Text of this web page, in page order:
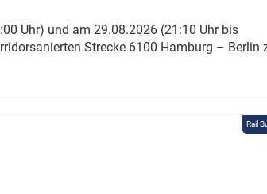
Uhr) und am 29.08.2026 (21:10 Uhr bis
Strecke 6100 Hamburg – Berlin
Rail